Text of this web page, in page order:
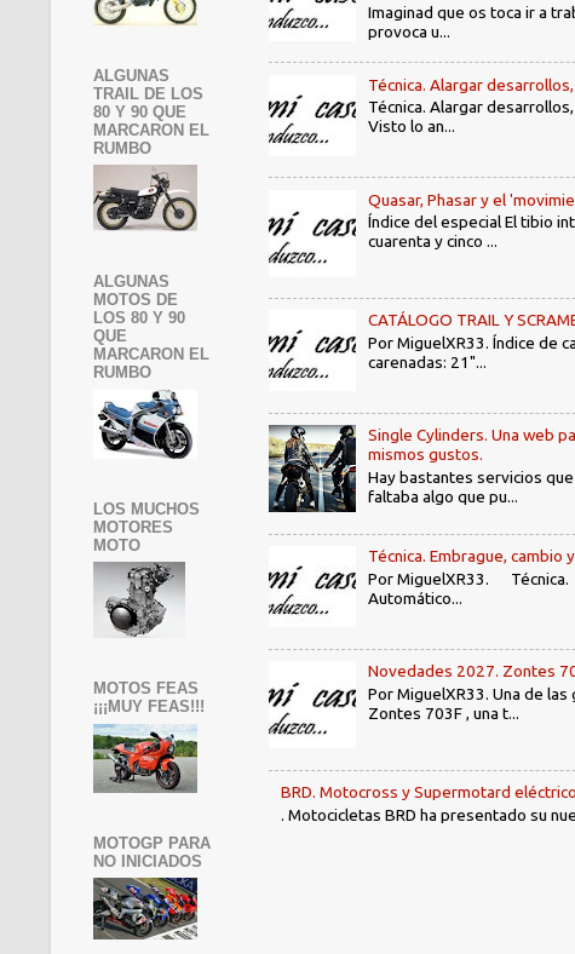
Imaginad que os toca ir a
provoca u...
Técnica. Alargar
Técnica. Alargar
Visto lo an...
Quasar, Phasar y el
Índice del especial El tibio
cuarenta y cinco ...
CATÁLOGO TRAIL Y
Por MiguelXR33. Índice de
carenadas: 21"...
Single Cylinders. Una web
mismos gustos.
Hay bastantes servicios
faltaba algo que pu...
Técnica. Embrague,
Por MiguelXR33.
Automático...
Novedades 2027. Zontes
Por MiguelXR33. Una de
Zontes 703F , una t...
BRD. Motocross y Supermotard
. Motocicletas BRD ha presentado su
ALGUNAS
TRAIL DE LOS
80 Y 90 QUE
MARCARON EL
RUMBO
ALGUNAS
MOTOS DE
LOS 80 Y 90
QUE
MARCARON EL
RUMBO
LOS MUCHOS
MOTORES
MOTO
MOTOS FEAS
¡¡¡MUY FEAS!!!
MOTOGP PARA
NO INICIADOS